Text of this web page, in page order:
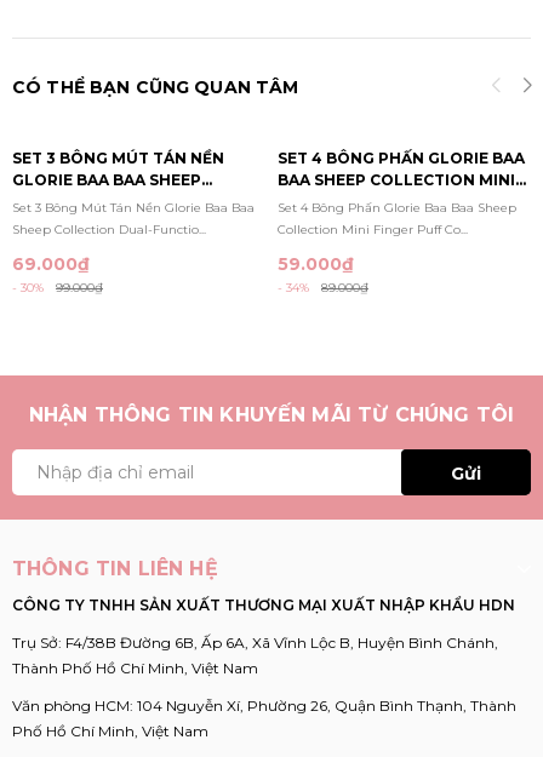
CÓ THỂ BẠN CŨNG QUAN TÂM
SET 3 BÔNG MÚT TÁN NỀN
GLORIE BAA BAA SHEEP
COLLECTION DUAL-FUNCTION
FOUNDATION PUFFS
Set 3 Bông Mút Tán Nền Glorie Baa Baa
Sheep Collection Dual-Functio...
69.000₫
- 30% 99.000₫
SET 4 BÔNG PHẤN GLORIE BAA
BAA SHEEP COLLECTION MINI
FINGER PUFF COMBO
Set 4 Bông Phấn Glorie Baa Baa Sheep
Collection Mini Finger Puff Co...
59.000₫
- 34% 89.000₫
NHẬN THÔNG TIN KHUYẾN MÃI TỪ CHÚNG TÔI
Gửi
THÔNG TIN LIÊN HỆ
CÔNG TY TNHH SẢN XUẤT THƯƠNG MẠI XUẤT NHẬP KHẨU HDN
Trụ Sở: F4/38B Đường 6B, Ấp 6A, Xã Vĩnh Lộc B, Huyện Bình Chánh,
Thành Phố Hồ Chí Minh, Việt Nam
Văn phòng HCM: 104 Nguyễn Xí, Phường 26, Quận Bình Thạnh, Thành
Phố Hồ Chí Minh, Việt Nam